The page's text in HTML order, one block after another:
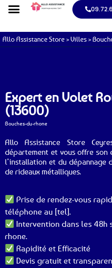
Allo Assistance Store >Villes >
Expert en Volet
(13600)
Bouches-du-rhone
Allo Assistance Store
département et vous offre son
l’installation et du dépannage
de rideaux métalliques.
Prise de rendez-vous
téléphone au [tel].
Intervention dans les 48h
rhone.
Rapidité et Efficacité
Devis gratuit et